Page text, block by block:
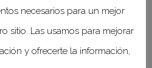
el acceso a
del cerebro
de Biopsia) se
necesarios para un mejor
sitio. Las usamos para mejorar
y ofrecerte la información,